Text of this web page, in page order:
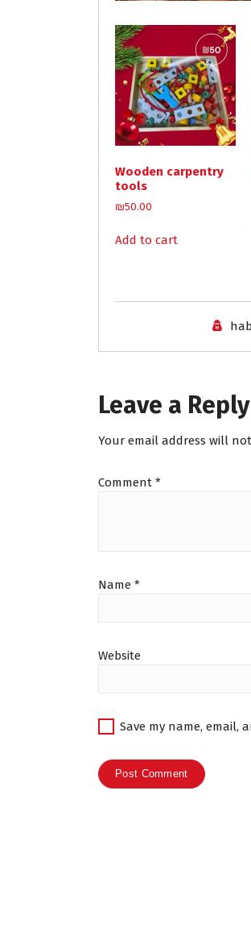
Wooden carpentry
tools
₪50.00
Add to cart
Leave a Reply
Your email address will
Comment *
Name *
Website
Save my name, email,